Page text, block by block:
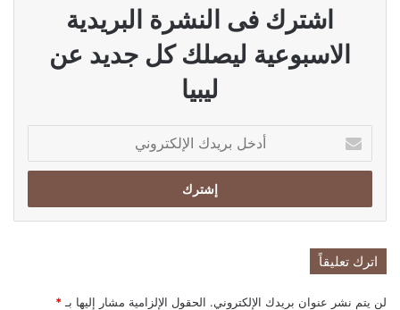
اشترك فى النشرة البريدية
الاسبوعية ليصلك كل جديد عن
ليبيا
بريدك
الإلكتروني
اترك تعليقاً
لن يتم نشر عنوان بريدك الإلكتروني. الحقول الإلزامية مشار إليها بـ *